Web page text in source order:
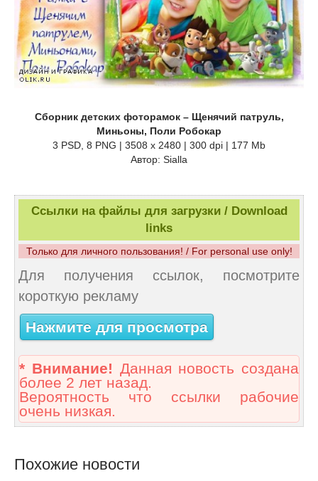
Сборник детских фоторамок – Щенячий патруль,
Миньоны, Поли Робокар
3 PSD, 8 PNG | 3508 x 2480 | 300 dpi | 177 Mb
Автор: Sialla
Ссылки на файлы для загрузки / Download
links
Только для личного пользования! / For personal use only!
Для получения ссылок, посмотрите
короткую рекламу
Нажмите для просмотра
* Внимание! Данная новость создана
более 2 лет назад.
Вероятность что ссылки рабочие
очень низкая.
Похожие новости